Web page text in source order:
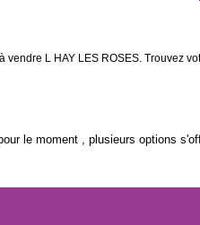
L HAY LES ROSES. Trouvez
le moment , plusieurs options